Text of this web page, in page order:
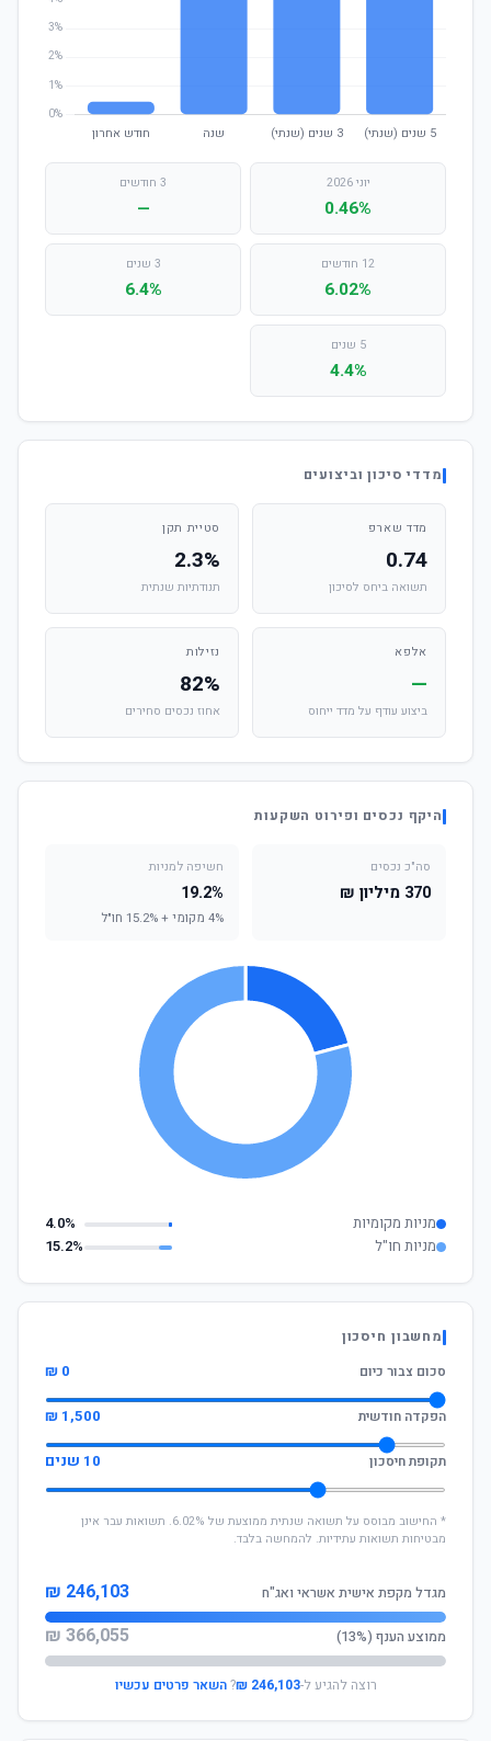
יוני 2026
0.46%
3 חודשים
—
12 חודשים
6.02%
3 שנים
6.4%
5 שנים
4.4%
מדדי סיכון וביצועים
מדד שארפ
0.74
תשואה ביחס לסיכון
סטיית תקן
2.3%
תנודתיות שנתית
אלפא
—
ביצוע עודף על מדד ייחוס
נזילות
82%
אחוז נכסים סחירים
היקף נכסים ופירוט השקעות
סה"כ נכסים
370 מיליון ₪
חשיפה למניות
19.2%
4% מקומי + 15.2% חו"ל
מניות מקומיות
4.0%
מניות חו"ל
15.2%
מחשבון חיסכון
סכום צבור כיום
0 ₪
הפקדה חודשית 1,500 ₪
תקופת חיסכון 10 שנים
* החישוב מבוסס על תשואה שנתית ממוצעת של 6.02%. תשואות עבר אינן
מבטיחות תשואות עתידיות. להמחשה בלבד.
מגדל מקפת אישית אשראי ואג"ח 246,103 ₪
ממוצע הענף (13%) 366,055 ₪
רוצה להגיע ל-246,103 ₪
?השאר פרטים עכשיו